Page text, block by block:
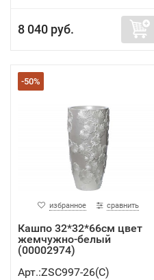
8 040 руб.
-50%
избранное сравнить
Кашпо 32*32*66см цвет
жемчужно-белый
(00002974)
Арт.:ZSC997-26(C)